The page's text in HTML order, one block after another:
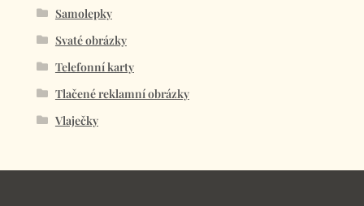
Samolepky
Svaté obrázky
Telefonní karty
Tlačené reklamní obrázky
Vlaječky